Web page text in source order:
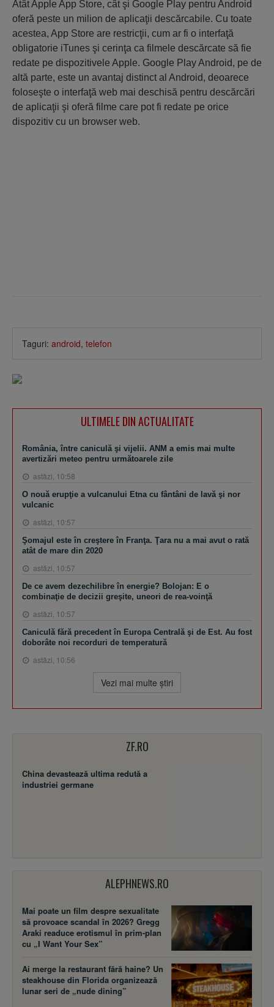
Atât Apple App Store, cât şi Google Play pentru Android
oferă peste un milion de aplicaţii descărcabile. Cu toate
acestea, App Store are restricţii, cum ar fi o interfaţă
obligatorie iTunes şi cerinţa ca filmele descărcate să fie
redate pe dispozitivele Apple. Google Play Android, pe de
altă parte, este un avantaj distinct al Android, deoarece
foloseşte o interfaţă web mai deschisă pentru descărcări
de aplicaţii şi oferă filme care pot fi redate pe orice
dispozitiv cu un browser web.
Taguri: android, telefon
ULTIMELE DIN ACTUALITATE
România, între caniculă şi vijelii. ANM a emis mai multe
avertizări meteo pentru următoarele zile
astăzi, 10:58
O nouă erupţie a vulcanului Etna cu fântâni de lavă şi nor
vulcanic
astăzi, 10:57
Şomajul este în creştere în Franţa. Ţara nu a mai avut o rată
atât de mare din 2020
astăzi, 10:57
De ce avem dezechilibre în energie? Bolojan: E o
combinaţie de decizii greşite, uneori de rea-voinţă
astăzi, 10:57
Caniculă fără precedent în Europa Centrală şi de Est. Au fost
doborâte noi recorduri de temperatură
astăzi, 10:56
Vezi mai multe ştiri
ZF.RO
China devastează ultima redută a
industriei germane
ALEPHNEWS.RO
Mai poate un film despre sexualitate
să provoace scandal în 2026? Gregg
Araki readuce erotismul în prim-plan
cu „I Want Your Sex”
Ai merge la restaurant fără haine? Un
steakhouse din Florida organizează
lunar seri de „nude dining”